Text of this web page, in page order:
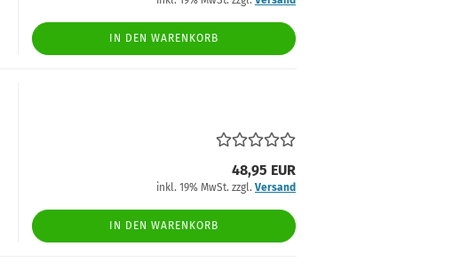
IN DEN WARENKORB
48,95 EUR
inkl. 19% MwSt. zzgl. Versand
IN DEN WARENKORB